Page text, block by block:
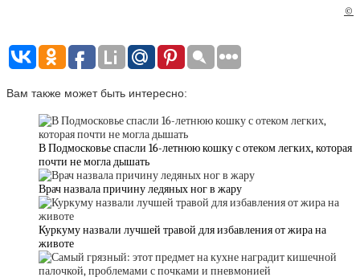
©
Вам также может быть интересно:
В Подмосковье спасли 16-летнюю кошку с отеком легких, которая
почти не могла дышать
Врач назвала причину ледяных ног в жару
Куркуму назвали лучшей травой для избавления от жира на
животе